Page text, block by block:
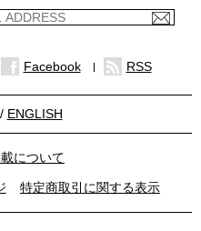
Facebook RSS
ENGLISH
について
特定商取引に関する表示